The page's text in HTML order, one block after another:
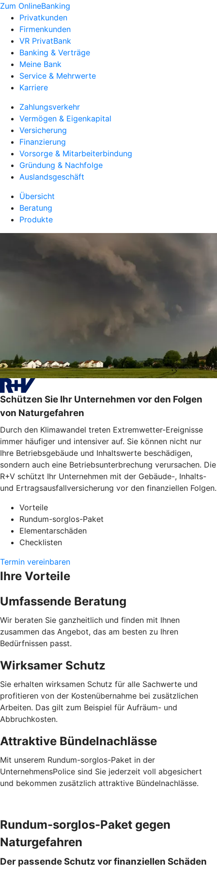
Zum OnlineBanking
Privatkunden
Firmenkunden
VR PrivatBank
Banking & Verträge
Meine Bank
Service & Mehrwerte
Karriere
Zahlungsverkehr
Vermögen & Eigenkapital
Versicherung
Finanzierung
Vorsorge & Mitarbeiterbindung
Gründung & Nachfolge
Auslandsgeschäft
Übersicht
Beratung
Produkte
Schützen Sie Ihr Unternehmen vor den Folgen
von Naturgefahren
Durch den Klimawandel treten Extremwetter-Ereignisse
immer häufiger und intensiver auf. Sie können nicht nur
Ihre Betriebsgebäude und Inhaltswerte beschädigen,
sondern auch eine Betriebsunterbrechung verursachen. Die
R+V schützt Ihr Unternehmen mit der Gebäude-, Inhalts-
und Ertragsausfallversicherung vor den finanziellen Folgen.
Vorteile
Rundum-sorglos-Paket
Elementarschäden
Checklisten
Termin vereinbaren
Ihre Vorteile
Umfassende Beratung
Wir beraten Sie ganzheitlich und finden mit Ihnen
zusammen das Angebot, das am besten zu Ihren
Bedürfnissen passt.
Wirksamer Schutz
Sie erhalten wirksamen Schutz für alle Sachwerte und
profitieren von der Kostenübernahme bei zusätzlichen
Arbeiten. Das gilt zum Beispiel für Aufräum- und
Abbruchkosten.
Attraktive Bündelnachlässe
Mit unserem Rundum-sorglos-Paket in der
UnternehmensPolice sind Sie jederzeit voll abgesichert
und bekommen zusätzlich attraktive Bündelnachlässe.
Rundum-sorglos-Paket gegen
Naturgefahren
Der passende Schutz vor finanziellen Schäden